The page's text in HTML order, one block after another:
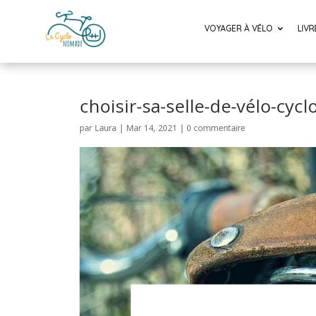
VOYAGER À VÉLO
choisir-sa-selle-de-vélo-
par Laura | Mar 14, 2021 | 0 commentaire